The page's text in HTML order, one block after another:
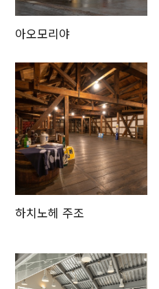
아오모리야
하치노헤 주조